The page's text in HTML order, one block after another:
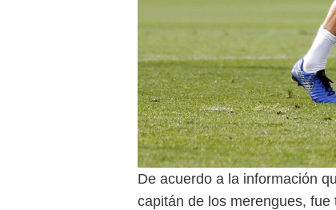
De acuerdo a la información
capitán de los merengues,